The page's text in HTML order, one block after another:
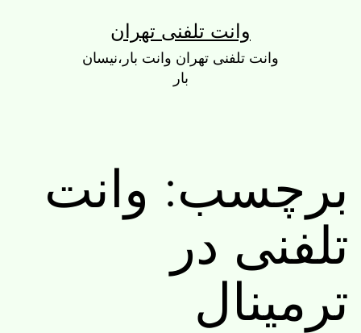
وانت تلفنی تهران
وانت تلفنی تهران وانت بار،نیسان
بار
برچسب: وانت
تلفنی در
ترمینال